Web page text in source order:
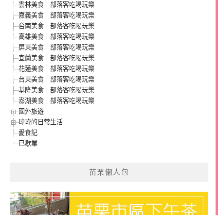
雲林美食｜部落客吃喝玩樂
嘉義美食｜部落客吃喝玩樂
台南美食｜部落客吃喝玩樂
高雄美食｜部落客吃喝玩樂
屏東美食｜部落客吃喝玩樂
宜蘭美食｜部落客吃喝玩樂
花蓮美食｜部落客吃喝玩樂
台東美食｜部落客吃喝玩樂
基隆美食｜部落客吃喝玩樂
澎湖美食｜部落客吃喝玩樂
國外旅遊
瑋瑋的日常生活
愛食記
已歇業
苗栗懶人包